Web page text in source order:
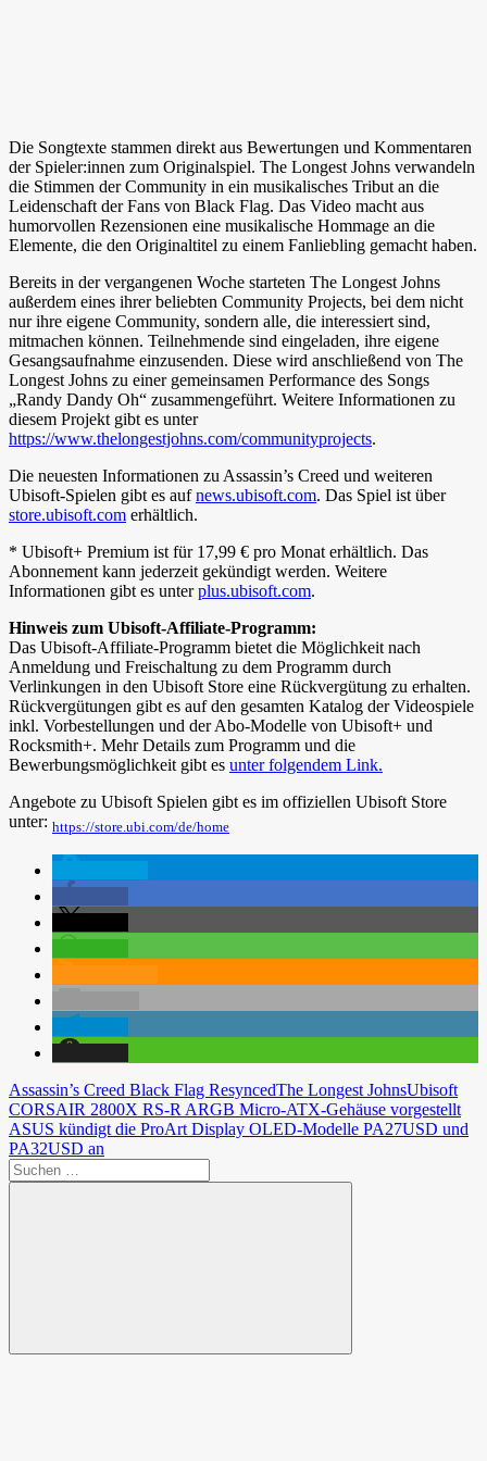
Die Songtexte stammen direkt aus Bewertungen und Kommentaren
der Spieler:innen zum Originalspiel. The Longest Johns verwandeln
die Stimmen der Community in ein musikalisches Tribut an die
Leidenschaft der Fans von Black Flag. Das Video macht aus
humorvollen Rezensionen eine musikalische Hommage an die
Elemente, die den Originaltitel zu einem Fanliebling gemacht haben.
Bereits in der vergangenen Woche starteten The Longest Johns
außerdem eines ihrer beliebten Community Projects, bei dem nicht
nur ihre eigene Community, sondern alle, die interessiert sind,
mitmachen können. Teilnehmende sind eingeladen, ihre eigene
Gesangsaufnahme einzusenden. Diese wird anschließend von The
Longest Johns zu einer gemeinsamen Performance des Songs
„Randy Dandy Oh“ zusammengeführt. Weitere Informationen zu
diesem Projekt gibt es unter
https://www.thelongestjohns.com/communityprojects.
Die neuesten Informationen zu Assassin’s Creed und weiteren
Ubisoft-Spielen gibt es aufnews.ubisoft.com. Das Spiel ist über
store.ubisoft.com erhältlich.
* Ubisoft+ Premium ist für 17,99 € pro Monat erhältlich. Das
Abonnement kann jederzeit gekündigt werden. Weitere
Informationen gibt es unterplus.ubisoft.com.
Hinweis zum Ubisoft-Affiliate-Programm:
Das Ubisoft-Affiliate-Programm bietet die Möglichkeit nach
Anmeldung und Freischaltung zu dem Programm durch
Verlinkungen in den Ubisoft Store eine Rückvergütung zu erhalten.
Rückvergütungen gibt es auf den gesamten Katalog der Videospiele
inkl. Vorbestellungen und der Abo-Modelle von Ubisoft+ und
Rocksmith+. Mehr Details zum Programm und die
Bewerbungsmöglichkeit gibt es unter folgendem Link.
Angebote zu Ubisoft Spielen gibt es im offiziellen Ubisoft Store
unter: https://store.ubi.com/de/home
Assassin’s Creed Black Flag ResyncedThe Longest JohnsUbisoft
Beitragsnavigation
Vorheriger
Beitrag:
CORSAIR 2800X RS-R ARGB Micro-ATX-Gehäuse vorgestellt
Nächster
Beitrag:
ASUS kündigt die ProArt Display OLED-Modelle PA27USD und
PA32USD an
Suchen
nach:
Suchen